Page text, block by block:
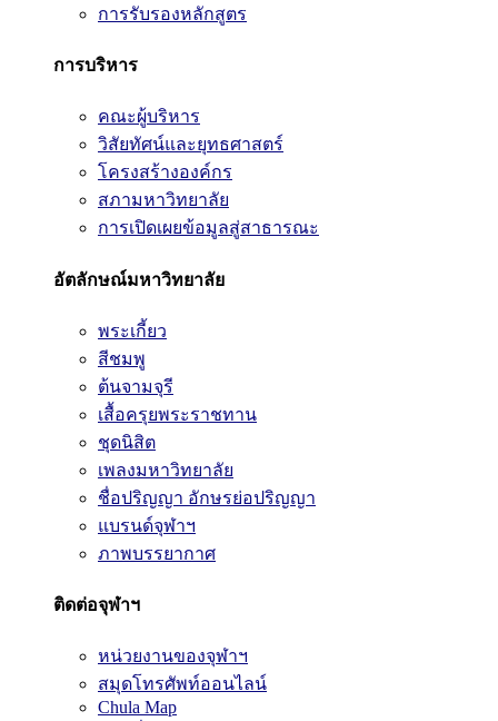
การรับรองหลักสูตร
การบริหาร
คณะผู้บริหาร
วิสัยทัศน์และยุทธศาสตร์
โครงสร้างองค์กร
สภามหาวิทยาลัย
การเปิดเผยข้อมูลสู่สาธารณะ
อัตลักษณ์มหาวิทยาลัย
พระเกี้ยว
สีชมพู
ต้นจามจุรี
เสื้อครุยพระราชทาน
ชุดนิสิต
เพลงมหาวิทยาลัย
ชื่อปริญญา อักษรย่อปริญญา
แบรนด์จุฬาฯ
ภาพบรรยากาศ
ติดต่อจุฬาฯ
หน่วยงานของจุฬาฯ
สมุดโทรศัพท์ออนไลน์
Chula Map